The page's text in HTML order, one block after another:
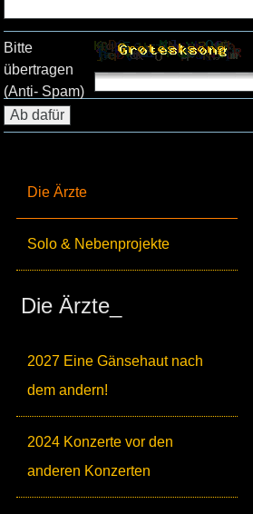
Die Ärzte
Solo & Nebenprojekte
Die Ärzte_
2027 Eine Gänsehaut nach
dem andern!
2024 Konzerte vor den
anderen Konzerten
Bitte
übertragen
(Anti- Spam)